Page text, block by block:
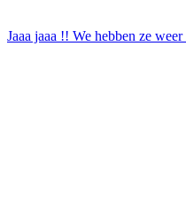
Jaaa jaaa !! We hebben ze